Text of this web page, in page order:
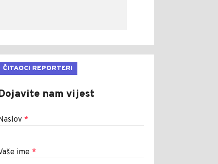
ČITAOCI REPORTERI
nam vijest
*
ime *